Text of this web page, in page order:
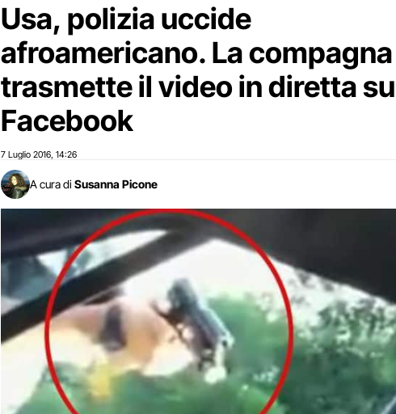
Usa, polizia uccide
afroamericano. La compagna
trasmette il video in diretta su
Facebook
7 Luglio 2016 14:26
A cura di Susanna Picone